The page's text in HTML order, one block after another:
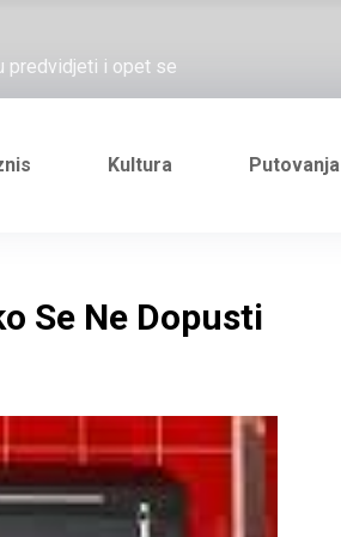
predvidjeti i opet se
blokadu koja je
Kultura Putovanja
Se Ne Dopusti